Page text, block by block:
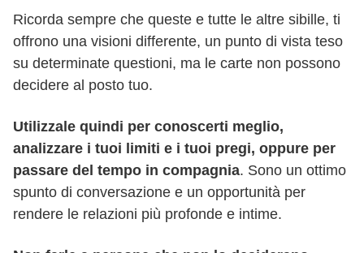
Ricorda sempre che queste e tutte le altre sibille, ti
offrono una visioni differente, un punto di vista teso
su determinate questioni, ma le carte non possono
decidere al posto tuo.
Utilizzale quindi per conoscerti meglio,
analizzare i tuoi limiti e i tuoi pregi, oppure per
passare del tempo in compagnia. Sono un ottimo
spunto di conversazione e un opportunità per
rendere le relazioni più profonde e intime.